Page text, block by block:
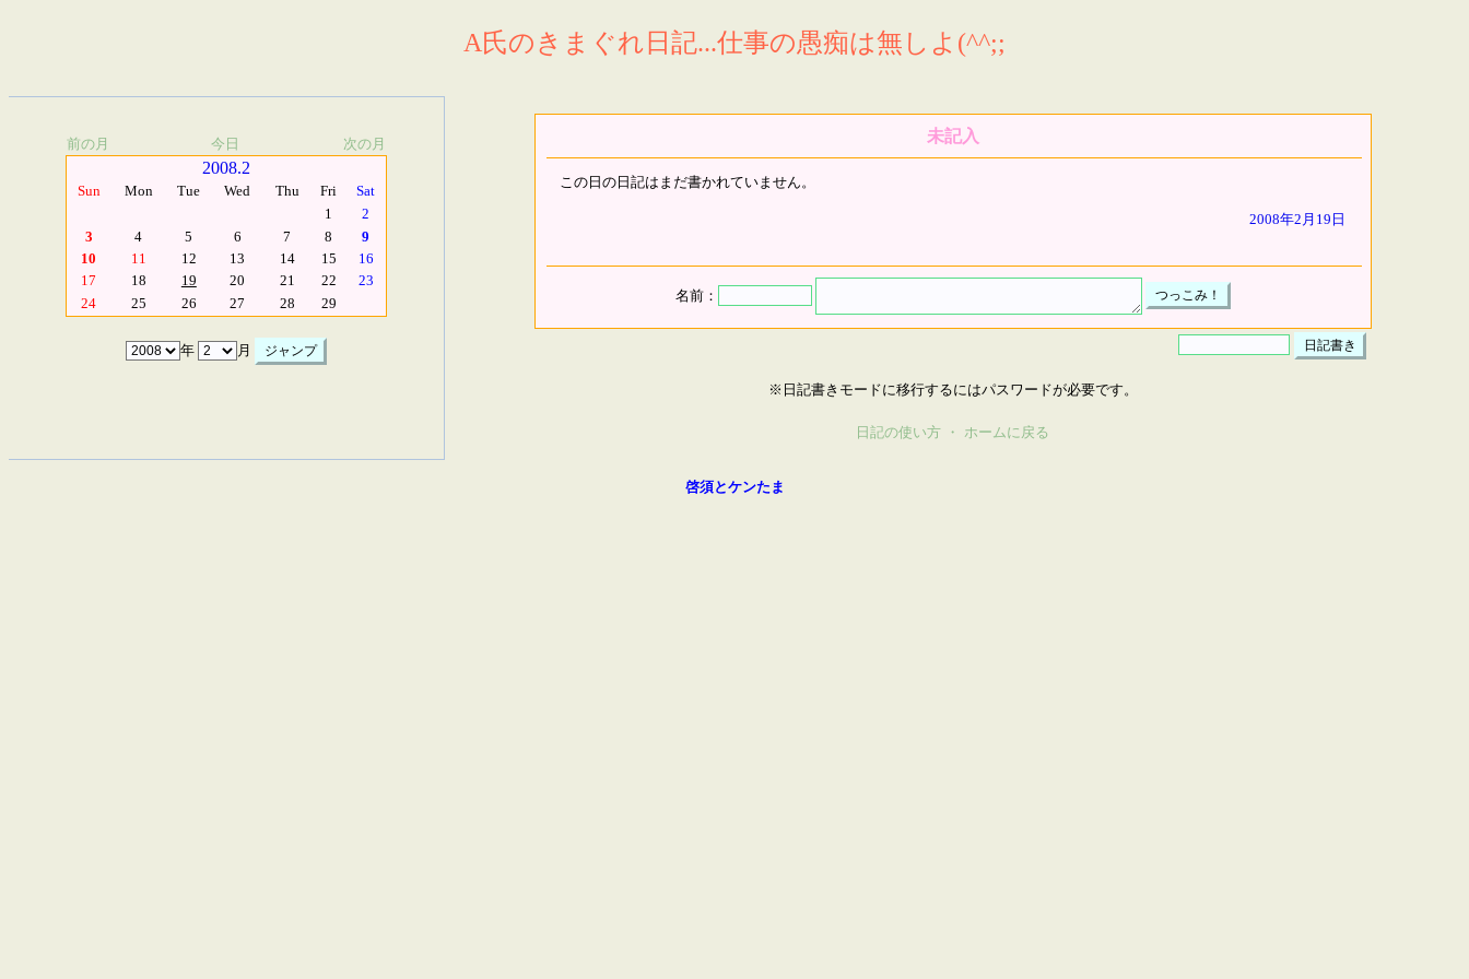
A氏のきまぐれ日記...仕事の愚痴は無しよ(^^;;
前の月 今日 次の月
2008.2
Sun Mon Tue Wed Thu Fri
Sat
1
2
3
4 5 6 7 8
9
10
11 12 13 14 15
16
17
18 19 20 21 22
23
24
25 26 27 28 29
年 月
未記入
この日の日記はまだ書かれていません。
2008年2月19日
名前：
※日記書きモードに移行するにはパスワードが必要です。
日記の使い方 ・ ホームに戻る
啓須とケンたま